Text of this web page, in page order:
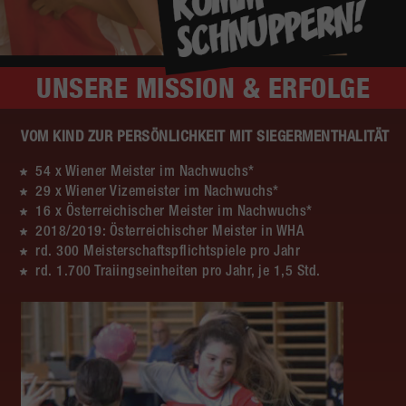
UNSERE MISSION & ERFOLGE
VOM KIND ZUR PERSÖNLICHKEIT MIT SIEGERMENTHALITÄT
54 x Wiener Meister im Nachwuchs*
29 x Wiener Vizemeister im Nachwuchs*
16 x Österreichischer Meister im Nachwuchs*
2018/2019: Österreichischer Meister in WHA
rd. 300 Meisterschaftspflichtspiele pro Jahr
rd. 1.700 Traiingseinheiten pro Jahr, je 1,5 Std.